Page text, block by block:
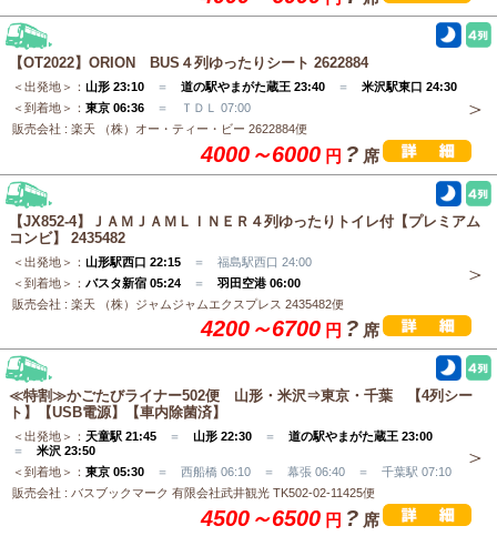
【OT2022】ORION BUS４列ゆったりシート 2622884
＜出発地＞： 山形 23:10 ＝ 道の駅やまがた蔵王 23:40 ＝ 米沢駅東口 24:30
＜到着地＞： 東京 06:36 ＝ ＴＤＬ 07:00
販売会社 : 楽天 （株）オー・ティー・ビー 2622884便
4000～6000 円 ? 席
【JX852-4】ＪＡＭＪＡＭＬＩＮＥＲ４列ゆったりトイレ付【プレミアム
コンビ】 2435482
＜出発地＞： 山形駅西口 22:15 ＝ 福島駅西口 24:00
＜到着地＞： バスタ新宿 05:24 ＝ 羽田空港 06:00
販売会社 : 楽天 （株）ジャムジャムエクスプレス 2435482便
4200～6700 円 ? 席
≪特割≫かごたびライナー502便 山形・米沢⇒東京・千葉 【4列シー
ト】【USB電源】【車内除菌済】
＜出発地＞： 天童駅 21:45 ＝ 山形 22:30 ＝ 道の駅やまがた蔵王 23:00
＝ 米沢 23:50
＜到着地＞： 東京 05:30 ＝ 西船橋 06:10 ＝ 幕張 06:40 ＝ 千葉駅 07:10
販売会社 : バスブックマーク 有限会社武井観光 TK502-02-11425便
4500～6500 円 ? 席